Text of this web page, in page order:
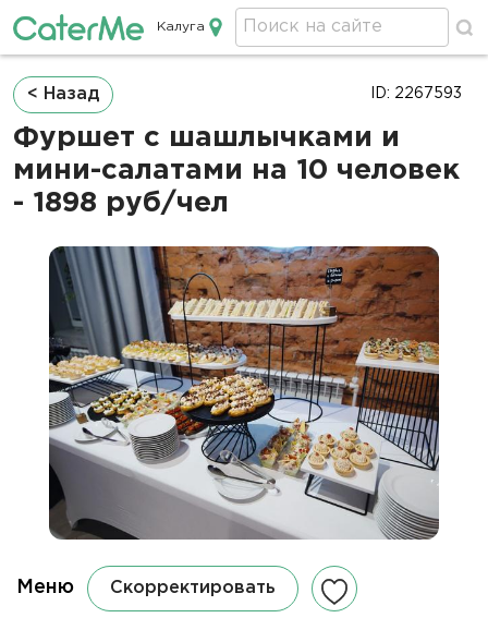
Кейтеринг в Калуге
Калуга
Строка
навигации
< Назад
Фуршет с шашлычками и
мини-салатами на 10 человек
- 1898 руб/чел
ID: 2267593
Меню Скорректировать